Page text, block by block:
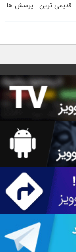
قدیمی ترین پرسش ها